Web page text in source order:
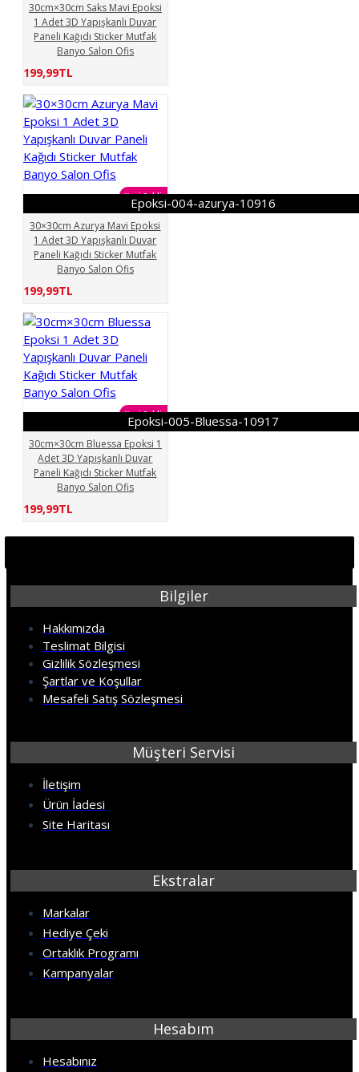
30cm×30cm Saks Mavi Epoksi
1 Adet 3D Yapışkanlı Duvar
Paneli Kağıdı Sticker Mutfak
Banyo Salon Ofis
199,99TL
Yeni Geldi
Epoksi-004-azurya-10916
30×30cm Azurya Mavi Epoksi
1 Adet 3D Yapışkanlı Duvar
Paneli Kağıdı Sticker Mutfak
Banyo Salon Ofis
199,99TL
Yeni Geldi
Epoksi-005-Bluessa-10917
30cm×30cm Bluessa Epoksi 1
Adet 3D Yapışkanlı Duvar
Paneli Kağıdı Sticker Mutfak
Banyo Salon Ofis
199,99TL
Bilgiler
Hakkımızda
Teslimat Bilgisi
Gizlilik Sözleşmesi
Şartlar ve Koşullar
Mesafeli Satış Sözleşmesi
Müşteri Servisi
İletişim
Ürün İadesi
Site Haritası
Ekstralar
Markalar
Hediye Çeki
Ortaklık Programı
Kampanyalar
Hesabım
Hesabınız